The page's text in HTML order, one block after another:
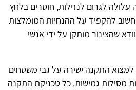
עלולה לגרום לנזילות, חוסרים בלחץ
להקפיד על ההנחיות המומלצות
שהצינור מותקן על ידי אנשי
למצוא התקנה ישירה על גבי משטחים
מסילות גמישות. כל טכניקת התקנה